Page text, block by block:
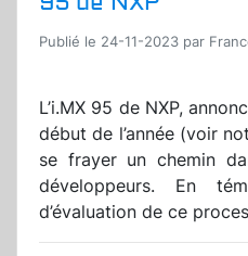
Publié le 24-11-2023 par
L’i.MX 95 de NXP,
début de l’année (voir
se frayer un chemin
développeurs. En
d’évaluation de ce